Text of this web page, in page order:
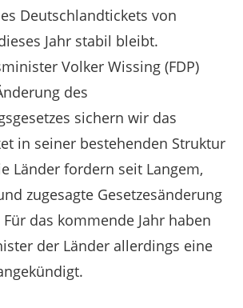
Deutschlandtickets von
Jahr stabil bleibt.
Volker Wissing (FDP)
des
sichern wir das
in seiner bestehenden Struktur
Länder fordern seit Langem,
zugesagte Gesetzesänderung
das kommende Jahr haben
der Länder allerdings eine